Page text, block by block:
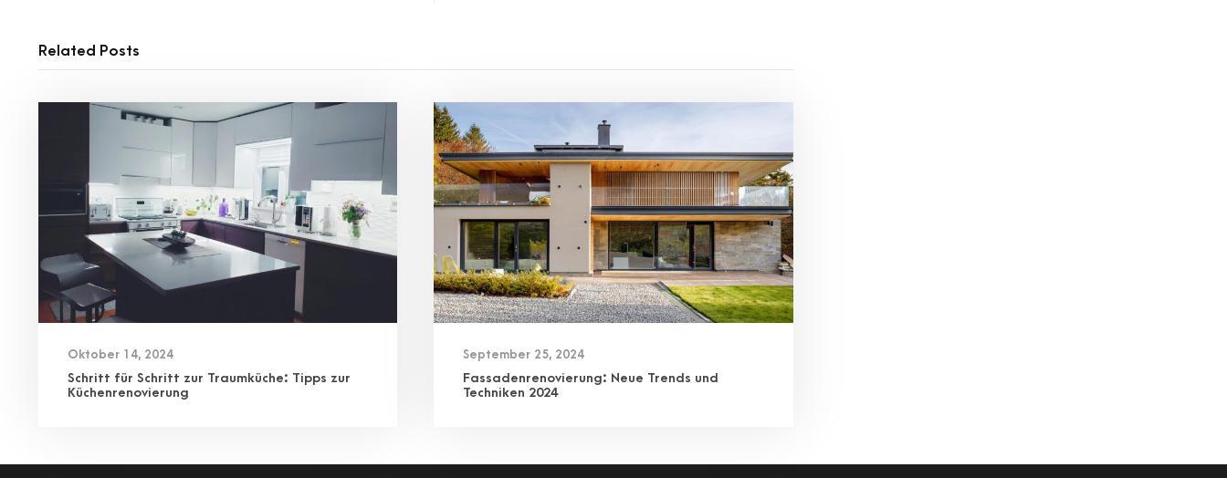
Related Posts
Oktober 14, 2024
Schritt für Schritt zur Traumküche: Tipps zur
Küchenrenovierung
September 25, 2024
Fassadenrenovierung: Neue Trends und
Techniken 2024